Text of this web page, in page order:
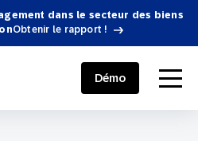
dans le secteur des biens
Obtenir le rapport !
menu
Démo